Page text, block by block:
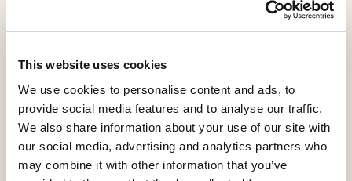
This website uses cookies
We use cookies to personalise content and ads, to
provide social media features and to analyse our traffic.
We also share information about your use of our site with
our social media, advertising and analytics partners who
may combine it with other information that you’ve
Humanas y Sociales e
ICADE Business School
Rector II.a. Convenios Específicos 2015
Cite Export Share